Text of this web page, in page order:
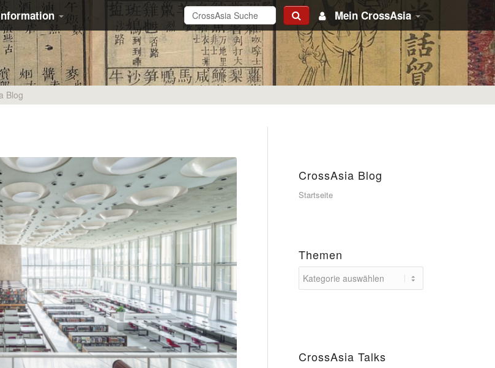
Mein CrossAsia
Blog
CrossAsia Blog
Startseite
Themen
CrossAsia Talks